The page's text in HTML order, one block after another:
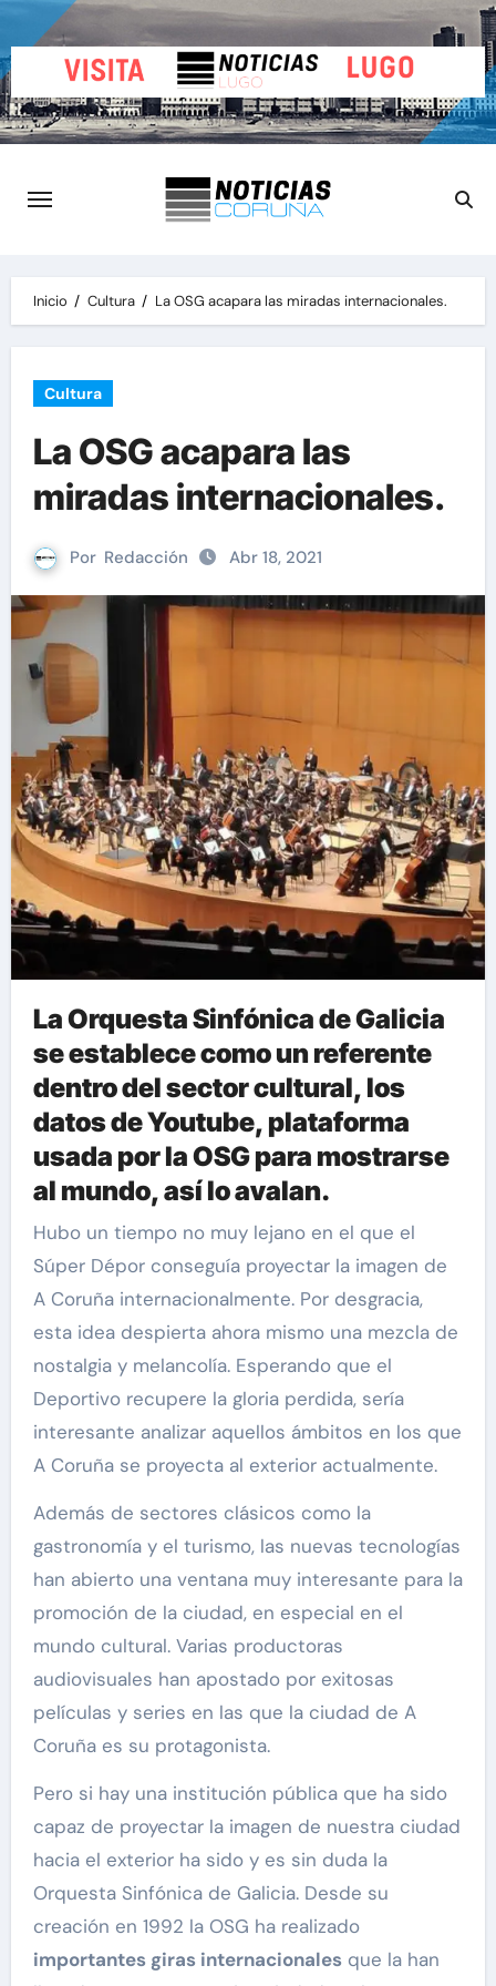
al
contenido
Inicio Cultura La OSG acapara las miradas internacionales.
Cultura
La OSG acapara las
miradas internacionales.
Por Redacción Abr 18, 2021
La Orquesta Sinfónica de Galicia
se establece como un referente
dentro del sector cultural, los
datos de Youtube, plataforma
usada por la OSG para mostrarse
al mundo, así lo avalan.
Hubo un tiempo no muy lejano en el que el
Súper Dépor conseguía proyectar la imagen de
A Coruña internacionalmente. Por desgracia,
esta idea despierta ahora mismo una mezcla de
nostalgia y melancolía. Esperando que el
Deportivo recupere la gloria perdida, sería
interesante analizar aquellos ámbitos en los que
A Coruña se proyecta al exterior actualmente.
Además de sectores clásicos como la
gastronomía y el turismo, las nuevas tecnologías
han abierto una ventana muy interesante para la
promoción de la ciudad, en especial en el
mundo cultural. Varias productoras
audiovisuales han apostado por exitosas
películas y series en las que la ciudad de A
Coruña es su protagonista.
Pero si hay una institución pública que ha sido
capaz de proyectar la imagen de nuestra ciudad
hacia el exterior ha sido y es sin duda la
Orquesta Sinfónica de Galicia. Desde su
creación en 1992 la OSG ha realizado
importantes giras internacionalesque la han